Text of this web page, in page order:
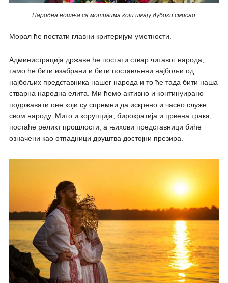
Народна ношња са мотивима који имају дубоки смисао
Морал ће постати главни критеријум уметности.
Администрација државе ће постати ствар читавог народa,
тамо ће бити изабрани и бити постављени најбољи од
најбољих представника нашег народа и то ће тада бити наша
стварна народна елита. Ми ћемо активно и континуирано
подржавати оне који су спремни да искрено и часно служe
свом народу. Мито и корупција, бирократија и црвена трака,
постаће реликт прошлости, а њихови представници биће
означени као отпадници друштва достојни презира.